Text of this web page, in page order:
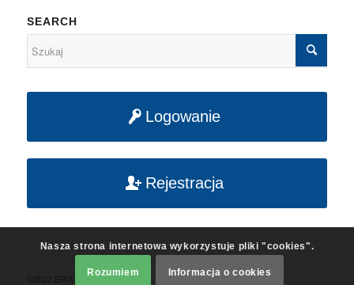
SEARCH
Logowanie
Rejestracja
Nasza strona internetowa wykorzystuje pliki "cookies".
Rozumiem Informacja o cookies